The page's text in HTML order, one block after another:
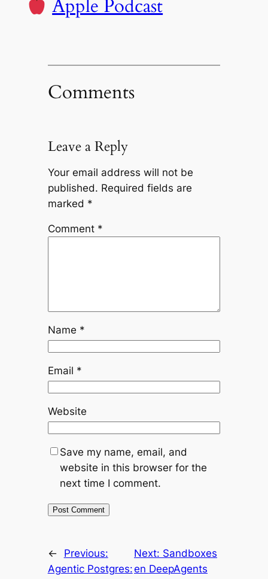
Apple Podcast
Comments
Leave a Reply
Your email address will not be
published. Required fields are
marked *
Comment *
Name *
Email *
Website
Save my name, email, and
website in this browser for the
next time I comment.
←
Previous:
Agentic Postgres:
Next: Sandboxes
en DeepAgents